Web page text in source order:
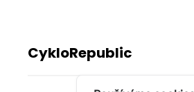
CykloRepublic